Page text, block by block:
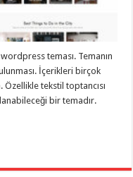
teması. Temanın
İçerikleri birçok
tekstil toptancısı
bir temadır.